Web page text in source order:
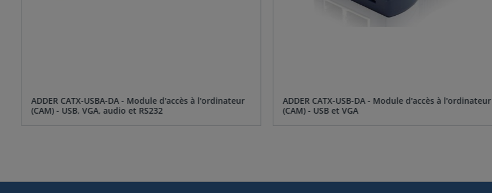
ADDER CATX-USBA-DA - Module d'accès à l'ordinateur
(CAM) - USB, VGA, audio et RS232
ADDER CATX-USB-DA - Module d'accès à l'ordinateur
(CAM) - USB et VGA